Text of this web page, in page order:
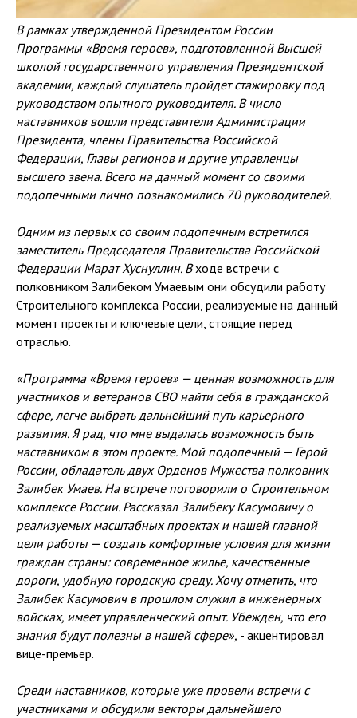
В рамках утвержденной Президентом России
Программы «Время героев», подготовленной Высшей
школой государственного управления Президентской
академии, каждый слушатель пройдет стажировку под
руководством опытного руководителя. В число
наставников вошли представители Администрации
Президента, члены Правительства Российской
Федерации, Главы регионов и другие управленцы
высшего звена. Всего на данный момент со своими
подопечными лично познакомились 70 руководителей.
Одним из первых со своим подопечным встретился
заместитель Председателя Правительства Российской
Федерации Марат Хуснуллин. Входе встречи с
полковником Залибеком Умаевым они обсудили работу
Строительного комплекса России, реализуемые на данный
момент проекты и ключевые цели, стоящие перед
отраслью.
«Программа «Время героев» — ценная возможность для
участников и ветеранов СВО найти себя в гражданской
сфере, легче выбрать дальнейший путь карьерного
развития. Я рад, что мне выдалась возможность быть
наставником в этом проекте. Мой подопечный — Герой
России, обладатель двух Орденов Мужества полковник
Залибек Умаев. На встрече поговорили о Строительном
комплексе России. Рассказал Залибеку Касумовичу о
реализуемых масштабных проектах и нашей главной
цели работы — создать комфортные условия для жизни
граждан страны: современное жилье, качественные
дороги, удобную городскую среду. Хочу отметить, что
Залибек Касумович в прошлом служил в инженерных
войсках, имеет управленческий опыт. Убежден, что его
знания будут полезны в нашей сфере», - акцентировал
вице-премьер.
Среди наставников, которые уже провели встречи с
участниками и обсудили векторы дальнейшего